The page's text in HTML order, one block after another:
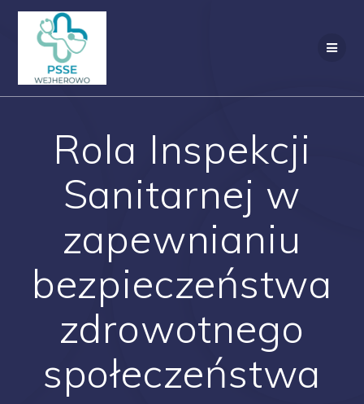
Rola Inspekcji
Sanitarnej w
zapewnianiu
bezpieczeństwa
zdrowotnego
społeczeństwa